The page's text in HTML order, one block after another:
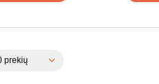
prekių